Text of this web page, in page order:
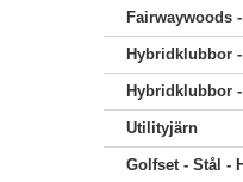
Fairwaywoods
Hybridklubbor
Hybridklubbor -
Utilityjärn
Golfset - Stål -